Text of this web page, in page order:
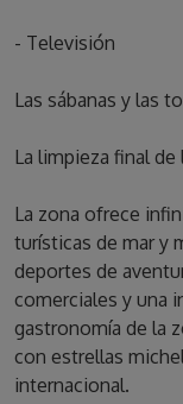
- Televisión
Las sábanas y las
La limpieza final de
La zona ofrece
turísticas de mar y
deportes de
comerciales y una
gastronomía de la
con estrellas
internacional.